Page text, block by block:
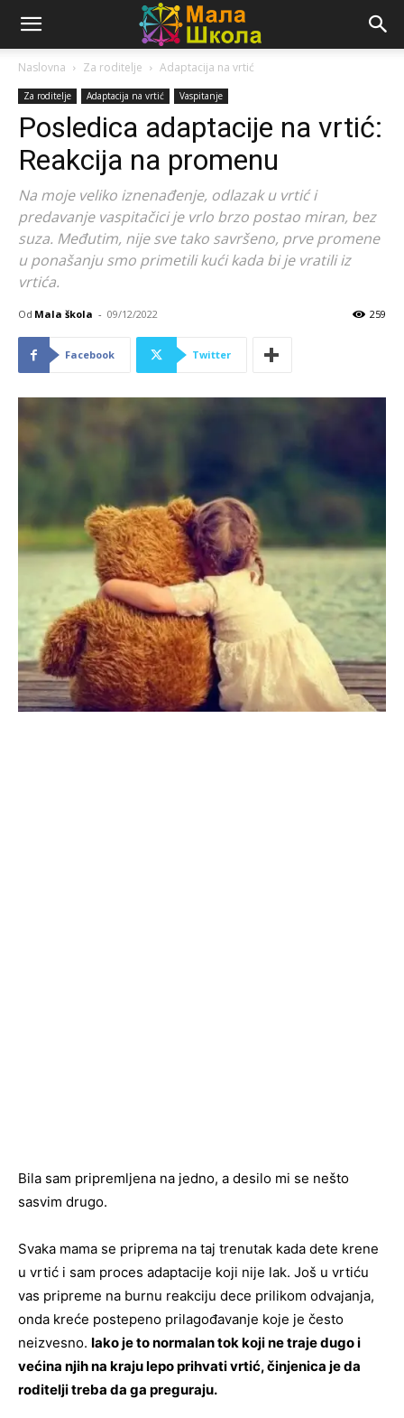
Naslovna Za roditelje Adaptacija na vrtić
Za roditelje Adaptacija na vrtić Vaspitanje
Posledica adaptacije na vrtić:
Reakcija na promenu
Na moje veliko iznenađenje, odlazak u vrtić i
predavanje vaspitačici je vrlo brzo postao miran, bez
suza. Međutim, nije sve tako savršeno, prve promene
u ponašanju smo primetili kući kada bi je vratili iz
vrtića.
Od Mala škola - 09/12/2022 259
Facebook Twitter
Bila sam pripremljena na jedno, a desilo mi se nešto
sasvim drugo.
Svaka mama se priprema na taj trenutak kada dete krene
u vrtić i sam proces adaptacije koji nije lak. Još u vrtiću
vas pripreme na burnu reakciju dece prilikom odvajanja,
onda kreće postepeno prilagođavanje koje je često
neizvesno. Iako je to normalan tok koji ne traje dugo i
većina njih na kraju lepo prihvati vrtić, činjenica je da
roditelji treba da ga preguraju.